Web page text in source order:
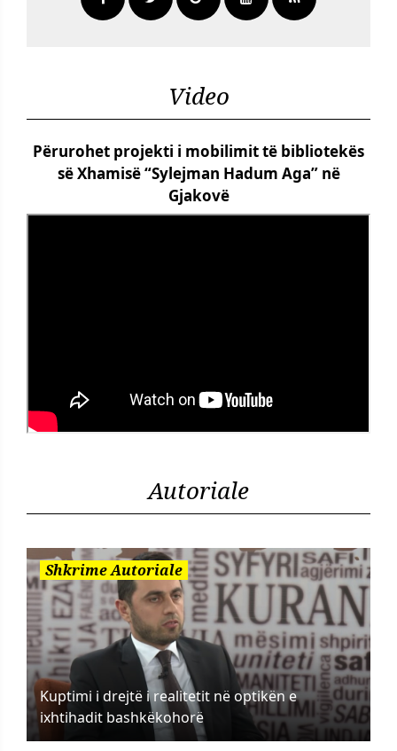
Video
Përurohet projekti i mobilimit të bibliotekës
së Xhamisë “Sylejman Hadum Aga” në
Gjakovë
Autoriale
Shkrime Autoriale
Kuptimi i drejtë i realitetit në optikën e
ixhtihadit bashkëkohorë